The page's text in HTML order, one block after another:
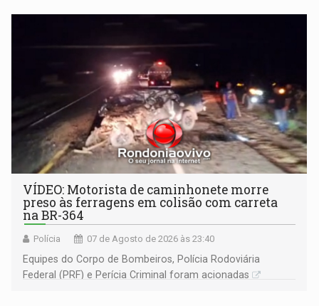
VÍDEO: Motorista de caminhonete morre
preso às ferragens em colisão com carreta
na BR-364
Polícia 07 de Agosto de 2026 às 23:40
Equipes do Corpo de Bombeiros, Polícia Rodoviária
Federal (PRF) e Perícia Criminal foram acionadas